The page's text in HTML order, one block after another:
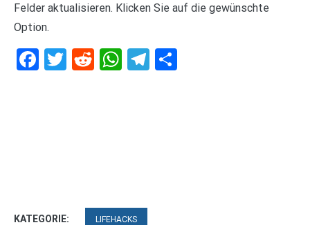
Felder aktualisieren. Klicken Sie auf die gewünschte
Option.
Facebook
Twitter
RedditWhatsApp
Telegram
KATEGORIE: LIFEHACKS